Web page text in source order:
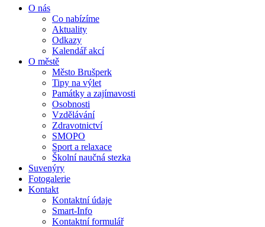
O nás
Co nabízíme
Aktuality
Odkazy
Kalendář akcí
O městě
Město Brušperk
Tipy na výlet
Památky a zajímavosti
Osobnosti
Vzdělávání
Zdravotnictví
SMOPO
Sport a relaxace
Školní naučná stezka
Suvenýry
Fotogalerie
Kontakt
Kontaktní údaje
Smart-Info
Kontaktní formulář